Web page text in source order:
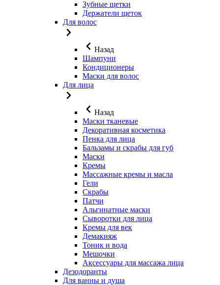
Зубные щетки
Держатели щеток
Для волос
Назад
Шампуни
Кондиционеры
Маски для волос
Для лица
Назад
Маски тканевые
Декоративная косметика
Пенка для лица
Бальзамы и скрабы для губ
Маски
Кремы
Массажные кремы и масла
Гели
Скрабы
Патчи
Альгинатные маски
Сыворотки для лица
Кремы для век
Демакияж
Тоник и вода
Мешочки
Аксессуары для массажа лица
Дезодоранты
Для ванны и душа